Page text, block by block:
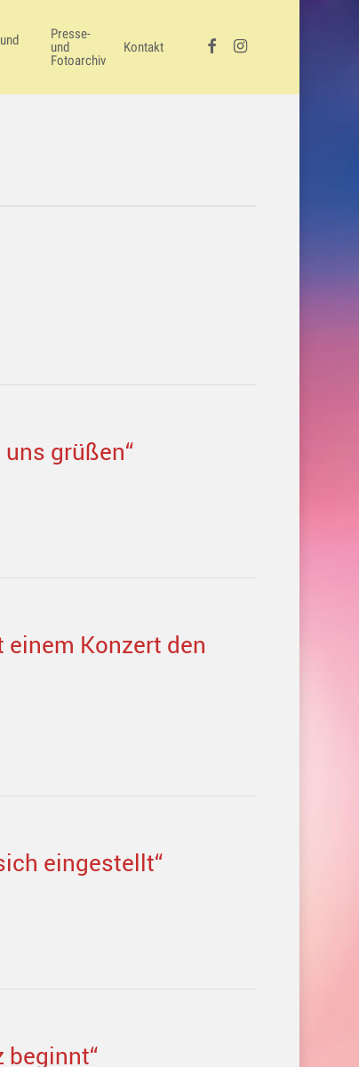
Presse-
und
Fotoarchiv
Kontakt facebookinstagram
grüßen“
Konzert den
eingestellt“
beginnt“